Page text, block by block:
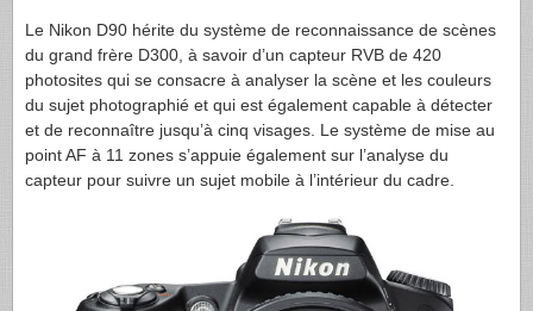
Le Nikon D90 hérite du système de reconnaissance de scènes
du grand frère D300, à savoir d’un capteur RVB de 420
photosites qui se consacre à analyser la scène et les couleurs
du sujet photographié et qui est également capable à détecter
et de reconnaître jusqu’à cinq visages. Le système de mise au
point AF à 11 zones s’appuie également sur l’analyse du
capteur pour suivre un sujet mobile à l’intérieur du cadre.